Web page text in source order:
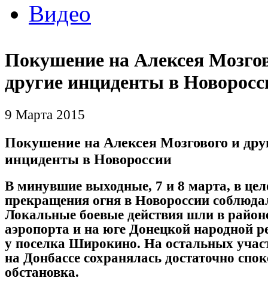
Видео
Покушение на Алексея
другие инциденты в
9 Марта 2015
Покушение на Алексея Мозгового и
инциденты в Новороссии
В минувшие выходные, 7 и 8 марта, в
прекращения огня в Новороссии
Локальные боевые действия шли в
аэропорта и на юге Донецкой народной
у поселка Широкино. На остальных
на Донбассе сохранялась достаточно
обстановка.